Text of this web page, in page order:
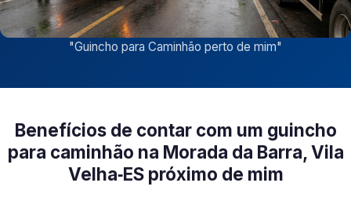
"Guincho para Caminhão perto de mim"
Benefícios de contar com um guincho
para caminhão na Morada da Barra, Vila
Velha‑ES próximo de mim